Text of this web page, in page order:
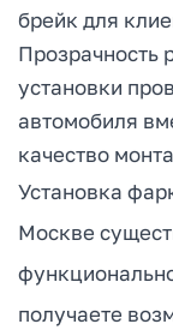
брейк для
Прозрачность
установки
автомобиля
качество
Установка
Москве
получаете